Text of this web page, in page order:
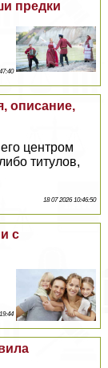
предки
описание,
центром
титулов,
18 07 2026 10:46:50
с